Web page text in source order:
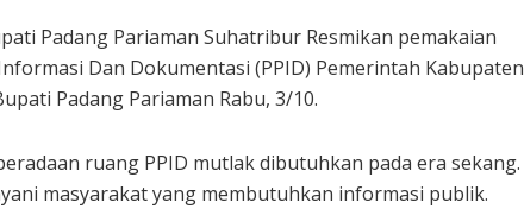
Padang Pariaman Suhatribur Resmikan pemakaian
Dan Dokumentasi (PPID) Pemerintah Kabupaten
Padang Pariaman Rabu, 3/10.
ruang PPID mutlak dibutuhkan pada era sekang.
masyarakat yang membutuhkan informasi publik.